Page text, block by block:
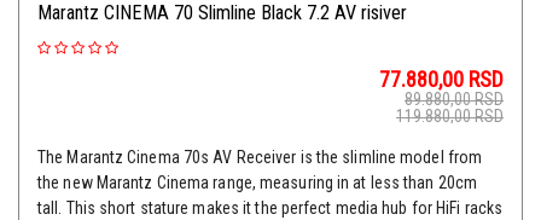
Marantz CINEMA 70 Slimline Black 7.2 AV risiver
77.880,00 RSD
89.880,00RSD
119.880,00RSD
The Marantz Cinema 70s AV Receiver is the slimline model from
the new Marantz Cinema range, measuring in at less than 20cm
tall. This short stature makes it the perfect media hub for HiFi racks